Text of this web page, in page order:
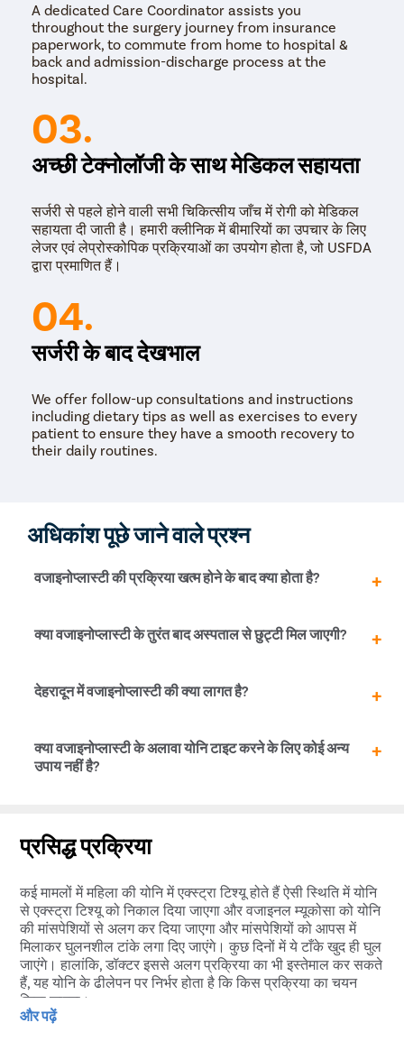
A dedicated Care Coordinator assists you
throughout the surgery journey from insurance
paperwork, to commute from home to hospital &
back and admission-discharge process at the
hospital.
03.
अच्छी टेक्नोलॉजी के साथ मेडिकल सहायता
सर्जरी से पहले होने वाली सभी चिकित्सीय जाँच में रोगी को मेडिकल
सहायता दी जाती है। हमारी क्लीनिक में बीमारियों का उपचार के लिए
लेजर एवं लेप्रोस्कोपिक प्रक्रियाओं का उपयोग होता है, जो USFDA
द्वारा प्रमाणित हैं।
04.
सर्जरी के बाद देखभाल
We offer follow-up consultations and instructions
including dietary tips as well as exercises to every
patient to ensure they have a smooth recovery to
their daily routines.
अधिकांश पूछे जाने वाले प्रश्न
वजाइनोप्लास्टी की प्रक्रिया खत्म होने के बाद क्या होता है?
सर्जरी की पक्रिया पूर्ण होने के बाद महिला को रिकवरी रूम में ले जाया
जाएगा। कुछ मिनटों में महिला को होश आ जाएगा, होश आने के उपरान्त
क्या वजाइनोप्लास्टी के तुरंत बाद अस्पताल से छुट्टी मिल जाएगी?
नहीं, यह एक मेजर प्रक्रिया है और आपको कम से कम 1 दिन अस्पताल
देहरादून में वजाइनोप्लास्टी की क्या लागत है?
वजाइनोप्लास्टी का खर्च इसके प्रकार पर निर्भर करता है, जैसे ऑर्गन
प्रोलैप्स पर इसका खर्चा अलग होगा और जेंडर ट्रांसप्लांट में अलग,
क्या वजाइनोप्लास्टी के अलावा योनि टाइट करने के लिए कोई अन्य
उपाय नहीं है?
नहीं होता है। लेकिन यदि आपका पेल्विक ऑर्गन प्रोलैप्स नहीं है तो
लेजर वजाइनल टाइटनिंग प्रक्रिया की मदद ले सकते हैं। यह कोई
के बाद आप तुरंत घर या ऑफिस जा सकते हैं, प्रक्रिया करने में महज
20 मिनट का समय लगता है।
प्रसिद्ध प्रक्रिया
कई मामलों में महिला की योनि में एक्स्ट्रा टिश्यू होते हैं ऐसी स्थिति में योनि
से एक्स्ट्रा टिश्यू को निकाल दिया जाएगा और वजाइनल म्यूकोसा को योनि
की मांसपेशियों से अलग कर दिया जाएगा और मांसपेशियों को आपस में
मिलाकर घुलनशील टांके लगा दिए जाएंगे। कुछ दिनों में ये टाँके खुद ही घुल
जाएंगे। हालांकि, डॉक्टर इससे अलग प्रक्रिया का भी इस्तेमाल कर सकते
हैं, यह योनि के ढीलेपन पर निर्भर होता है कि किस प्रक्रिया का चयन
किया जाएगा।
और पढ़ें